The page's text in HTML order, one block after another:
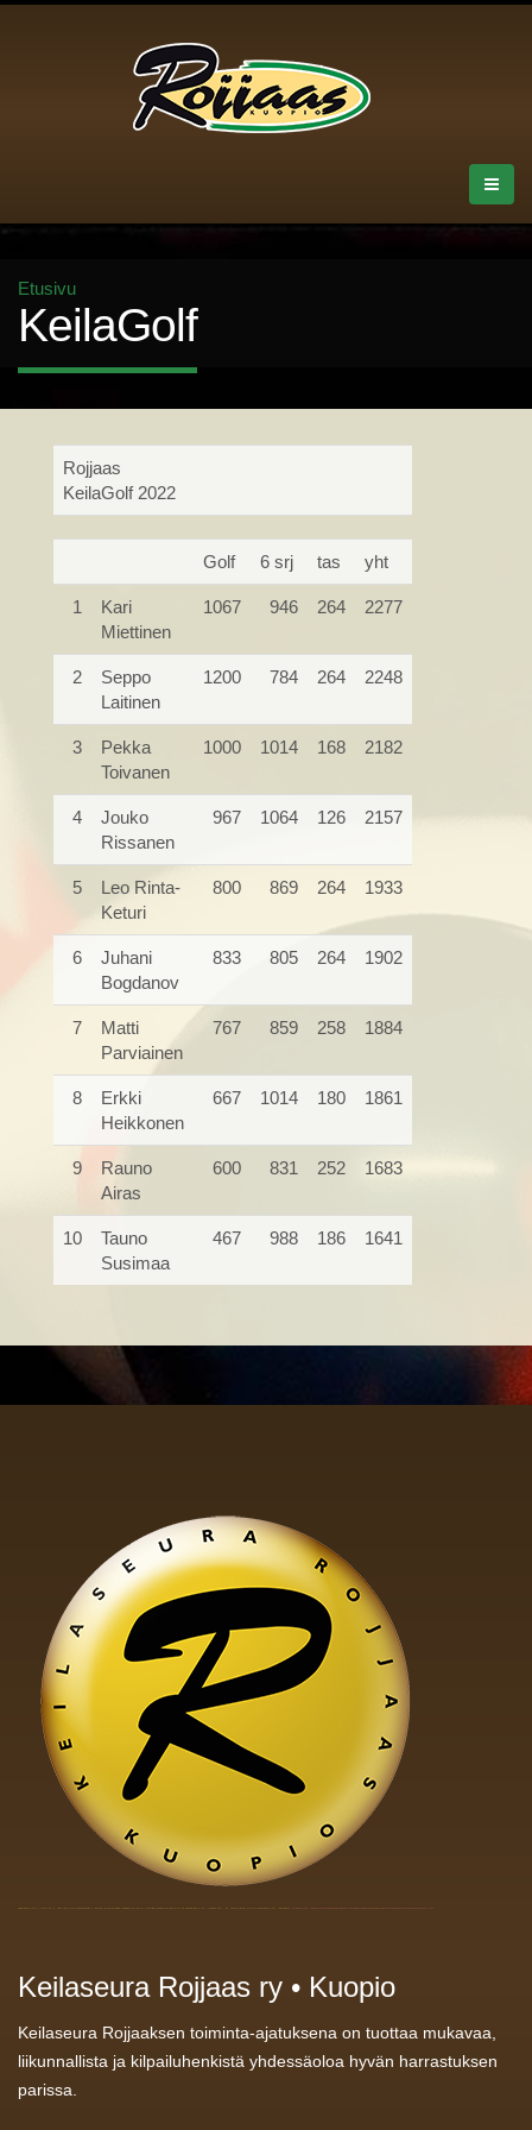
Etusivu
KeilaGolf
Rojjaas
KeilaGolf 2022
Golf 6 srj tas yht
1
Kari
Miettinen
1067 946 264 2277
2
Seppo
Laitinen
1200 784 264 2248
3
Pekka
Toivanen
1000 1014 168 2182
4
Jouko
Rissanen
967 1064 126 2157
5
Leo Rinta-
Keturi
800 869 264 1933
6
Juhani
Bogdanov
833 805 264 1902
7
Matti
Parviainen
767 859 258 1884
8
Erkki
Heikkonen
667 1014 180 1861
9
Rauno
Airas
600 831 252 1683
10
Tauno
Susimaa
467 988 186 1641
Keilaseura Rojjaas ry • Kuopio
Keilaseura Rojjaaksen toiminta-ajatuksena on tuottaa mukavaa,
liikunnallista ja kilpailuhenkistä yhdessäoloa hyvän harrastuksen
parissa.